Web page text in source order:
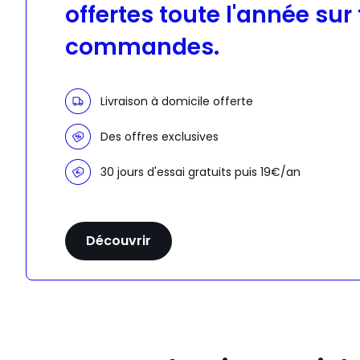
offertes toute l'année
commandes.
Livraison à domicile offerte
Des offres exclusives
30 jours d'essai gratuits puis 19€/an
Découvrir